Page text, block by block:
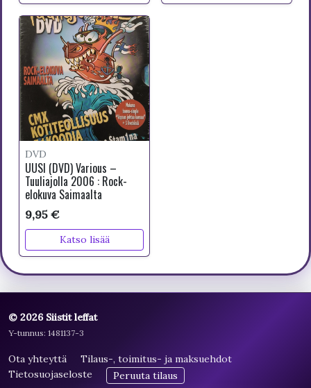
DVD
UUSI (DVD) Various –
Tuuliajolla 2006 : Rock-
elokuva Saimaalta
9,95 €
Katso lisää
© 2026 Siistit leffat
Y-tunnus: 1481137-3
Ota yhteyttä
Tilaus-, toimitus- ja maksuehdot
Tietosuojaseloste
Peruuta tilaus